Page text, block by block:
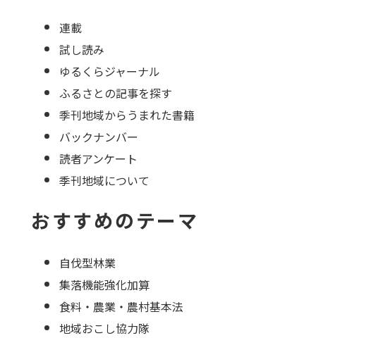
連載
試し読み
ゆるくらジャーナル
ふるさとの記事を探す
季刊地域からうまれた書籍
バックナンバー
読者アンケート
季刊地域について
おすすめのテーマ
自伐型林業
集落機能強化加算
食料・農業・農村基本法
地域おこし協力隊